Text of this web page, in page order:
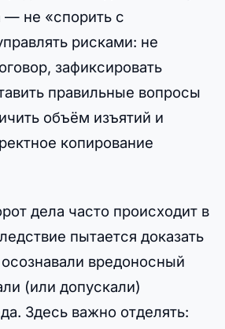
— не «спорить с
рисками: не
зафиксировать
правильные вопросы
объём изъятий и
копирование
дела часто происходит в
пытается доказать
вредоносный
(или допускали)
Здесь важно отделять: